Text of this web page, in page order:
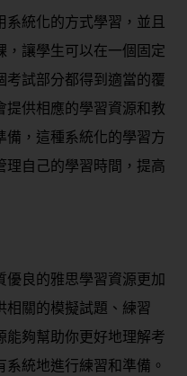
系統化的方式學習，並且
，讓學生可以在一個固定
考試部分都得到適當的覆
提供相應的學習資源和教
備，這種系統化的學習方
理自己的學習時間，提高
優良的雅思學習資源更加
相關的模擬試題、練習
能夠幫助你更好地理解考
統地進行練習和準備。